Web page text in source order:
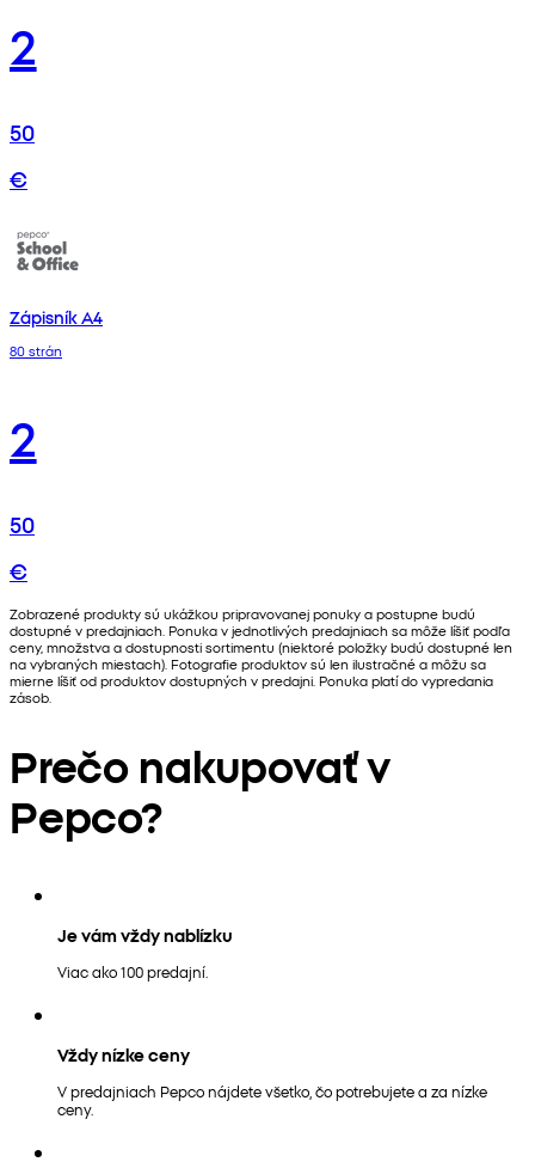
2
50
€
Zápisník A4
80 strán
2
50
€
Zobrazené produkty sú ukážkou pripravovanej ponuky a postupne budú
dostupné v predajniach. Ponuka v jednotlivých predajniach sa môže líšiť podľa
ceny, množstva a dostupnosti sortimentu (niektoré položky budú dostupné len
na vybraných miestach). Fotografie produktov sú len ilustračné a môžu sa
mierne líšiť od produktov dostupných v predajni. Ponuka platí do vypredania
zásob.
Prečo nakupovať v
Pepco?
Je vám vždy nablízku
Viac ako 100 predajní.
Vždy nízke ceny
V predajniach Pepco nájdete všetko, čo potrebujete a za nízke
ceny.